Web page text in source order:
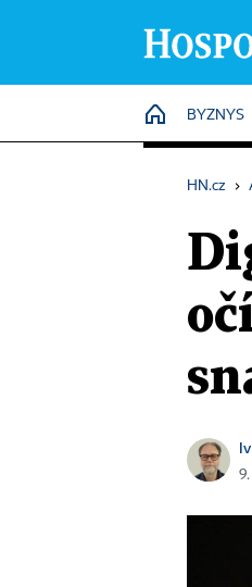
HOME
BYZNYS
HN.cz ›